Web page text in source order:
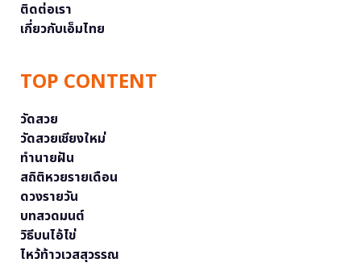
ติดต่อเรา
เกี่ยวกับเอ็มไทย
TOP CONTENT
วัดสวย
วัดสวยเชียงใหม่
ทำนายฝัน
สถิติหวยรายเดือน
ดวงรายวัน
บทสวดมนต์
วิธีบนไอ้ไข่
ไหว้ท้าวเวสสุวรรณ